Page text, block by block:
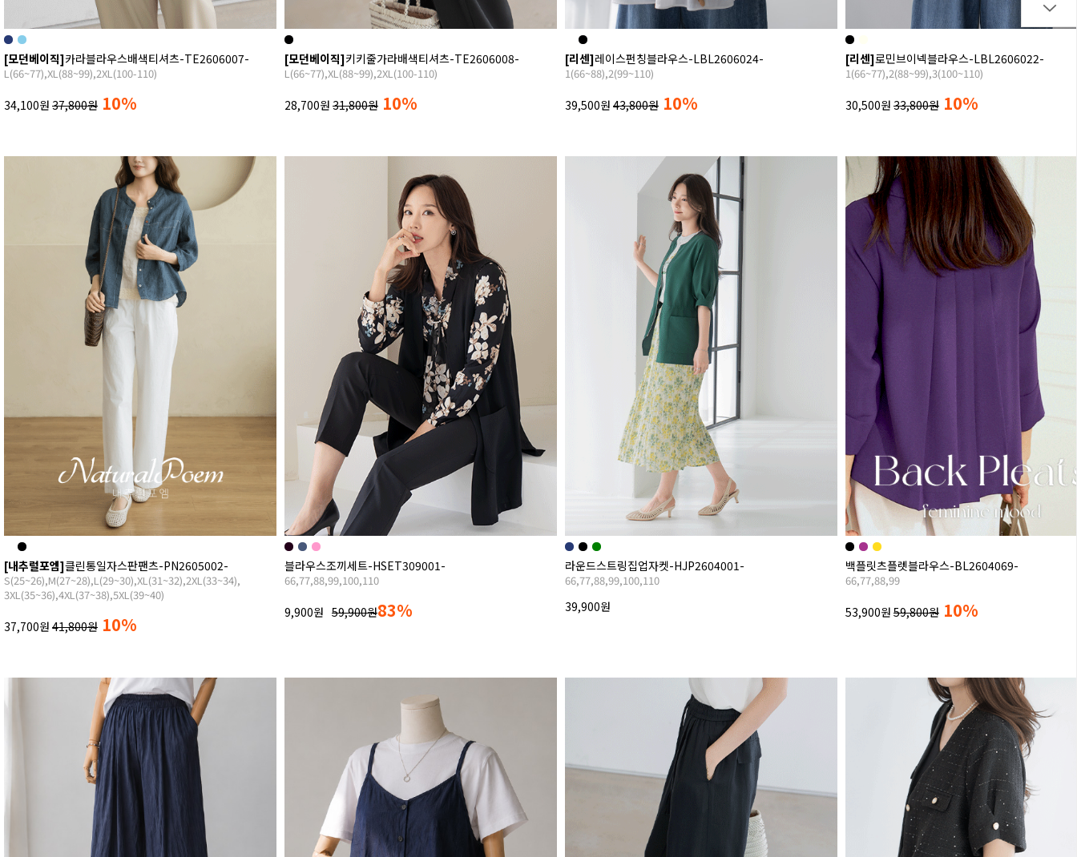
[모던베이직]카라블라우스배색티셔츠-TE2606007-
L(66~77),XL(88~99),2XL(100-110)
34,100원 37,800원 10%
[모던베이직]키키줄가라배색티셔츠-TE2606008-
L(66~77),XL(88~99),2XL(100-110)
28,700원 31,800원 10%
[리센]레이스펀칭블라우스-LBL2606024-
1(66~88),2(99~110)
39,500원 43,800원 10%
[리센]로민브이넥블라우스-LBL2606022-
1(66~77),2(88~99),3(100~110)
30,500원 33,800원 10%
[내추럴포엠]클린통일자스판팬츠-PN2605002-
S(25~26),M(27~28),L(29~30),XL(31~32),2XL(33~34),
3XL(35~36),4XL(37~38),5XL(39~40)
37,700원 41,800원 10%
블라우스조끼세트-HSET309001-
66,77,88,99,100,110
9,900원 59,900원83%
라운드스트링집업자켓-HJP2604001-
66,77,88,99,100,110
39,900원
백플릿츠플렛블라우스-BL2604069-
66,77,88,99
53,900원 59,800원 10%